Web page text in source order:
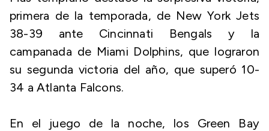
primera de la temporada, de New York Jets
38-39 ante Cincinnati Bengals y la
campanada de Miami Dolphins, que lograron
su segunda victoria del año, que superó 10-
34 a Atlanta Falcons.
En el juego de la noche, los Green Bay